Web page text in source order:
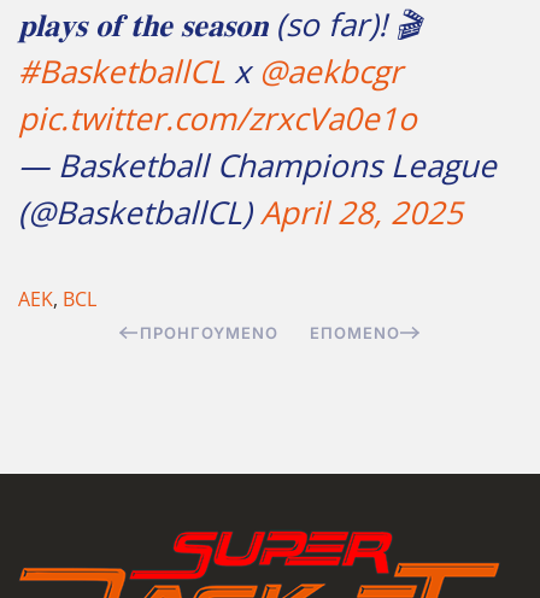
𝐩𝐥𝐚𝐲𝐬 𝐨𝐟 𝐭𝐡𝐞 𝐬𝐞𝐚𝐬𝐨𝐧 (so far)! 🎬
#BasketballCLx @aekbcgr
pic.twitter.com/zrxcVa0e1o
— Basketball Champions League
(@BasketballCL)April 28, 2025
ΑΕΚ, BCL
ΠΡΟΗΓΟΎΜΕΝΟ ΕΠΌΜΕΝΟ